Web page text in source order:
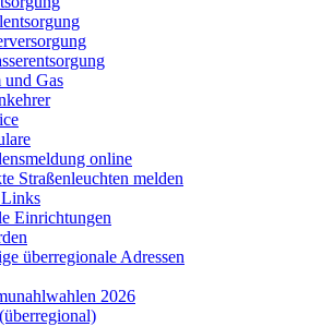
und Gas
online
Straßenleuchten melden
Links
Einrichtungen
überregionale Adressen
2026